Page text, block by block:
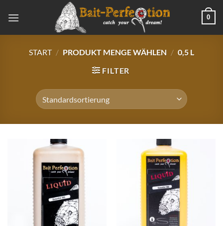
Inhalt
0
START / PRODUKT MENGE WÄHLEN / 0,5 L
FILTER